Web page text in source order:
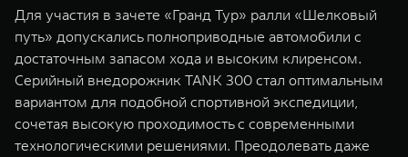
Для участия в зачете «Гранд Тур» ралли «Шелковый
путь» допускались полноприводные автомобили с
достаточным запасом хода и высоким клиренсом.
Серийный внедорожник TANK 300 стал оптимальным
вариантом для подобной спортивной экспедиции,
сочетая высокую проходимость с современными
технологическими решениями. Преодолевать даже